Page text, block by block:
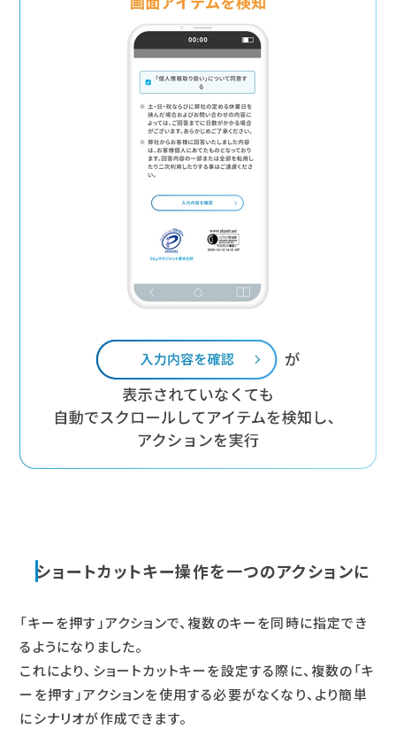
ショートカットキー操作を一つのアクションに
「キーを押す」アクションで、複数のキーを同時に指定でき
るようになりました。
これにより、ショートカットキーを設定する際に、複数の「キ
ーを押す」アクションを使用する必要がなくなり、より簡単
にシナリオが作成できます。